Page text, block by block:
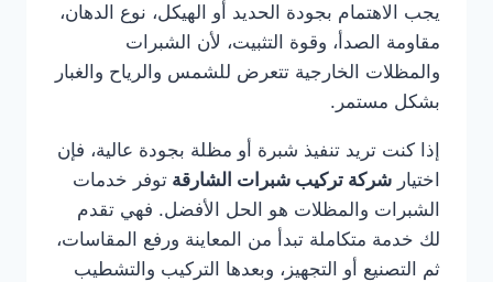
يجب الاهتمام بجودة الحديد أو الهيكل، نوع الدهان،
مقاومة الصدأ، وقوة التثبيت، لأن الشبرات
والمظلات الخارجية تتعرض للشمس والرياح والغبار
بشكل مستمر.
إذا كنت تريد تنفيذ شبرة أو مظلة بجودة عالية، فإن
اختيار شركة تركيب شبرات الشارقة توفر خدمات
الشبرات والمظلات هو الحل الأفضل. فهي تقدم
لك خدمة متكاملة تبدأ من المعاينة ورفع المقاسات،
ثم التصنيع أو التجهيز، وبعدها التركيب والتشطيب